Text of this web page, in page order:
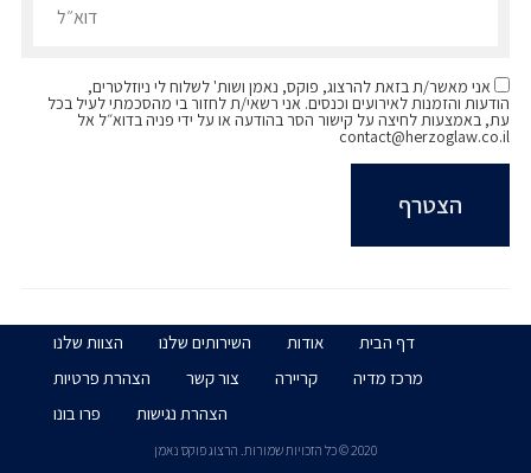
חברת מערכת בכתב העת "משפט, חברה ותרבות",
אני מאשר/ת בזאת להרצוג, פוקס, נאמן ושות' לשלוח לי ניוזלטרים,
הודעות והזמנות לאירועים וכנסים. אני רשאי/ת לחזור בי מהסכמתי לעיל בכל
עת, באמצעות לחיצה על קישור הסר בהודעה או על ידי פניה בדוא״ל אל
contact@herzoglaw.co.il
דף הבית אודות השירותים שלנו
הצוות שלנו
מרכז מדיה
קריירה צור קשר
הצהרת פרטיות
הצהרת נגישות
פרו בונו
2020 © כל הזכויות שמורות. הרצוג פוקס נאמן